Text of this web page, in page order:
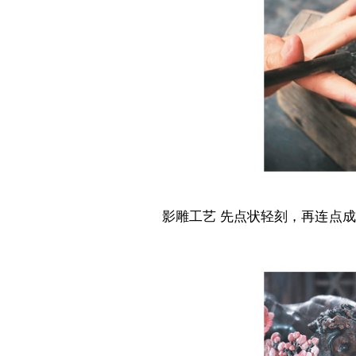
影雕工艺 先点状轻刻，再连点